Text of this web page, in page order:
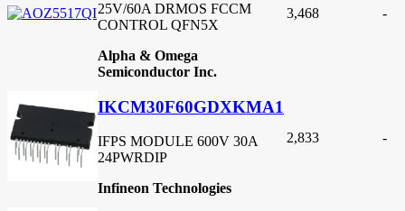
25V/60A DRMOS FCCM
CONTROL QFN5X
Alpha & Omega
Semiconductor Inc.
3,468 -
IKCM30F60GDXKMA1
IFPS MODULE 600V 30A
24PWRDIP
Infineon Technologies
2,833 -